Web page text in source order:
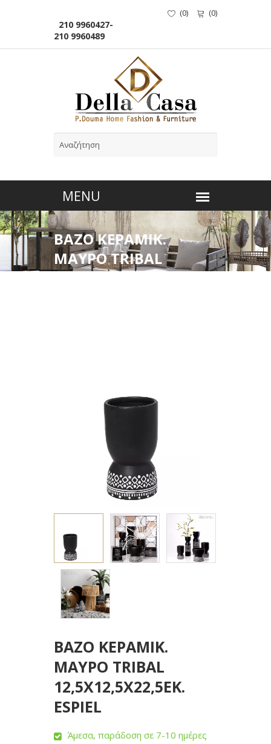
210 9960427-
210 9960489
(0) (0)
BAZO ΚΕΡΑΜΙΚ.
ΜΑΥΡΟ TRIBAL
12,5Χ12,5Χ22,5ΕΚ.
BAZO ΚΕΡΑΜΙΚ.
ΜΑΥΡΟ TRIBAL
12,5Χ12,5Χ22,5ΕΚ.
ESPIEL
Άμεσα, παράδοση σε 7-10 ημέρες